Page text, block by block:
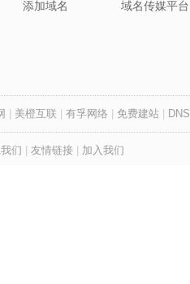
添加域名
域名传媒平台
美橙互联 有孚网络 免费建站
们 友情链接 加入我们